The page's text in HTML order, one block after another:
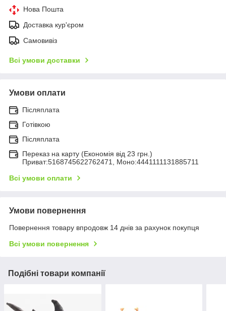
Нова Пошта
Доставка кур'єром
Самовивіз
Всі умови доставки
Умови оплати
Післяплата
Готівкою
Післяплата
Переказ на карту (Економія від 23 грн.)
Приват:5168745622762471, Моно:4441111131885711
Всі умови оплати
Умови повернення
Повернення товару впродовж 14 днів за рахунок покупця
Всі умови повернення
Подібні товари компанії